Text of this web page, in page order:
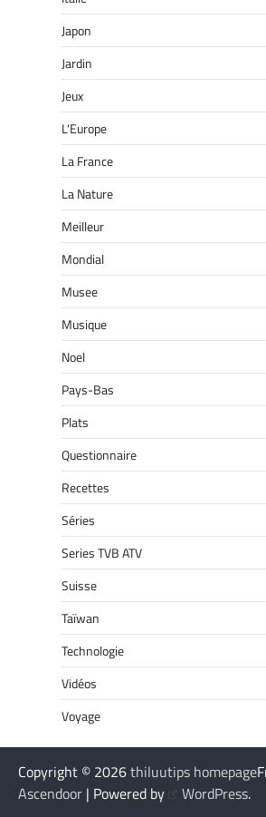
Japon
Jardin
Jeux
L'Europe
La France
La Nature
Meilleur
Mondial
Musee
Musique
Noel
Pays-Bas
Plats
Questionnaire
Recettes
Séries
Series TVB ATV
Suisse
Taïwan
Technologie
Vidéos
Voyage
Copyright © 2026thiluutips homepage
Ascendoor | Powered by WordPress.